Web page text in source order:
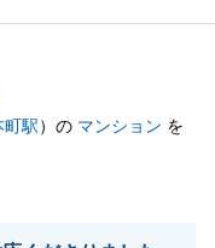
活動はとてもスム
ございましたらい
ませ。
して誠に有難う御
町駅）の マンション を